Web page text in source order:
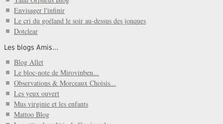
Envisager l'infinir
Le cri du goéland le soir au-dessus des jonques
Dotclear
Les blogs Amis...
Blog Allet
Le bloc-note de Mirovinben...
Observations & Morceaux Choisis...
Les yeux ouvert
Mus virginie et les enfants
Mattoo Blog